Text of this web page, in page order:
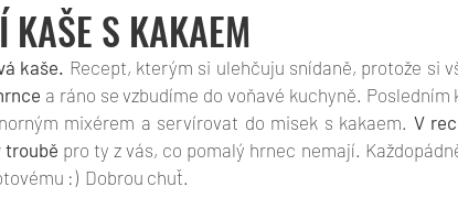
Témata
KAŠE S KAKAEM
kaše. Recept, kterým si ulehčuju snídaně, protože si
a ráno se vzbudíme do voňavé kuchyně. Posledním
mixérem a servírovat do misek s kakaem. V
troubě pro ty z vás, co pomalý hrnec nemají.
:)  Dobrou chuť.